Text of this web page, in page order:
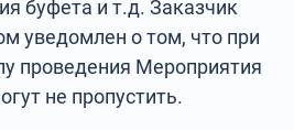
буфета и т.д. Заказчик
уведомлен о том, что при
проведения Мероприятия
не пропустить.